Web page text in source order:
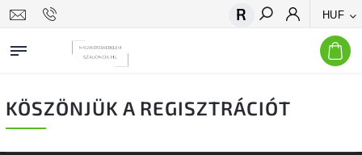
HUF
Keresés
KÖSZÖNJÜK A REGISZTRÁCIÓT